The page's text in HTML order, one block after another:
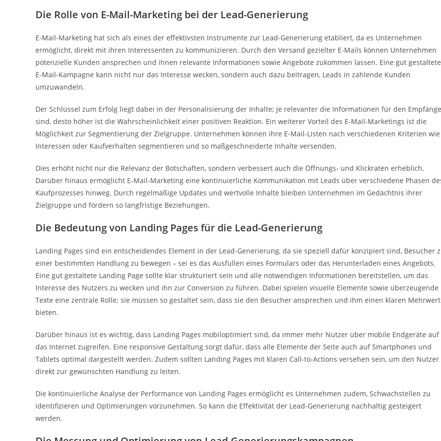
Die Rolle von E-Mail-Marketing bei der Lead-Generierung
E-Mail-Marketing hat sich als eines der effektivsten Instrumente zur Lead-Generierung etabliert, da es Unternehmen
ermöglicht, direkt mit ihren Interessenten zu kommunizieren. Durch den Versand gezielter E-Mails können Unternehmen
potenzielle Kunden ansprechen und ihnen relevante Informationen sowie Angebote zukommen lassen. Eine gut gestaltete
E-Mail-Kampagne kann nicht nur das Interesse wecken, sondern auch dazu beitragen, Leads in zahlende Kunden
umzuwandeln.
Der Schlüssel zum Erfolg liegt dabei in der Personalisierung der Inhalte; je relevanter die Informationen für den
sind, desto höher ist die Wahrscheinlichkeit einer positiven Reaktion. Ein weiterer Vorteil des E-Mail-Marketings ist die
Möglichkeit zur Segmentierung der Zielgruppe. Unternehmen können ihre E-Mail-Listen nach verschiedenen Kriterien wie
Interessen oder Kaufverhalten segmentieren und so maßgeschneiderte Inhalte versenden.
Dies erhöht nicht nur die Relevanz der Botschaften, sondern verbessert auch die Öffnungs- und Klickraten erheblich.
Darüber hinaus ermöglicht E-Mail-Marketing eine kontinuierliche Kommunikation mit Leads über verschiedene Phasen
Kaufprozesses hinweg. Durch regelmäßige Updates und wertvolle Inhalte bleiben Unternehmen im Gedächtnis ihrer
Zielgruppe und fördern so langfristige Beziehungen.
Die Bedeutung von Landing Pages für die Lead-Generierung
Landing Pages sind ein entscheidendes Element in der Lead-Generierung, da sie speziell dafür konzipiert sind, Besucher
einer bestimmten Handlung zu bewegen – sei es das Ausfüllen eines Formulars oder das Herunterladen eines Angebots.
Eine gut gestaltete Landing Page sollte klar strukturiert sein und alle notwendigen Informationen bereitstellen, um das
Interesse des Nutzers zu wecken und ihn zur Conversion zu führen. Dabei spielen visuelle Elemente sowie überzeugende
Texte eine zentrale Rolle; sie müssen so gestaltet sein, dass sie den Besucher ansprechen und ihm einen klaren Mehrwert
bieten.
Darüber hinaus ist es wichtig, dass Landing Pages mobiloptimiert sind, da immer mehr Nutzer über mobile Endgeräte auf
das Internet zugreifen. Eine responsive Gestaltung sorgt dafür, dass alle Elemente der Seite auch auf Smartphones und
Tablets optimal dargestellt werden. Zudem sollten Landing Pages mit klaren Call-to-Actions versehen sein, um den Nutzer
direkt zur gewünschten Handlung zu leiten.
Die kontinuierliche Analyse der Performance von Landing Pages ermöglicht es Unternehmen zudem, Schwachstellen zu
identifizieren und Optimierungen vorzunehmen. So kann die Effektivität der Lead-Generierung nachhaltig gesteigert
werden.